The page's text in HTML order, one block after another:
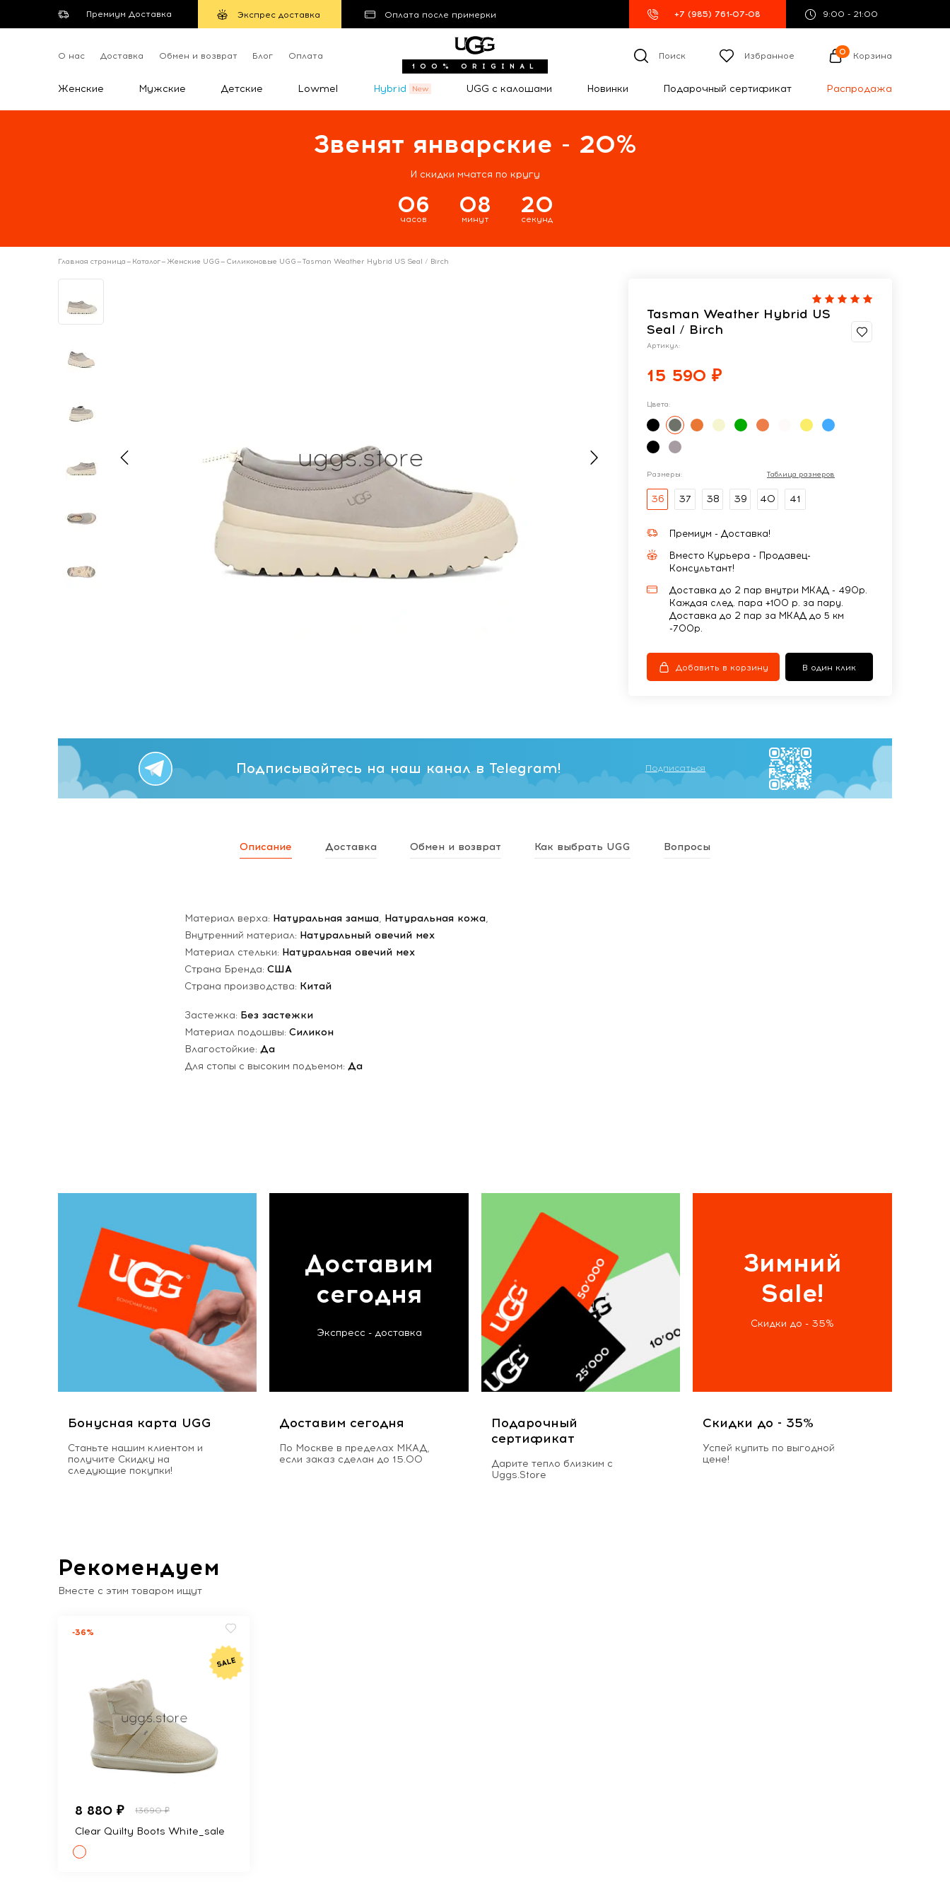
Премиум Доставка Экспрес доставка Оплата после примерки +7 (985) 761-07-08 9:00 - 21:00
О нас Доставка Обмен и возврат Блог Оплата
100% ORIGINAL
Поиск Избранное 0 Корзина
Женские Мужские Детские Lowmel Hybrid UGG с калошами Новинки Подарочный сертификат Распродажа
Звенят январские - 20%
И скидки мчатся по кругу
06
часов
08
минут
19
секунд
Главная страница— Каталог— Женские UGG— Силиконовые UGG—Tasman Weather Hybrid US Seal / Birch
Tasman Weather Hybrid US
Seal / Birch
Артикул:
15 590 ₽
Цвета:
Размеры: Таблица размеров
36 37 38 39 40 41
Премиум - Доставка!
Вместо Курьера - Продавец-
Консультант!
Доставка до 2 пар внутри МКАД - 490р.
Каждая след. пара +100 р. за пару.
Доставка до 2 пар за МКАД до 5 км
-700р.
Добавить в корзину В один клик
Подписывайтесь на наш канал в Telegram! Подписаться
Описание Доставка Обмен и возврат Как выбрать UGG Вопросы
Материал верха: Натуральная замша, Натуральная кожа,
Внутренний материал: Натуральный овечий мех
Материал стельки: Натуральная овечий мех
Страна Бренда: США
Страна производства: Китай
Застежка: Без застежки
Материал подошвы: Силикон
Влагостойкие: Да
Для стопы с высоким подъемом: Да
Бонусная карта UGG
Станьте нашим клиентом и
получите Скидку на
следующие покупки!
Доставим
сегодня
Экспресс - доставка
Доставим сегодня
По Москве в пределах МКАД,
если заказ сделан до 15.00
Подарочный
сертификат
Дарите тепло близким с
Uggs.Store
Зимний
Sale!
Скидки до - 35%
Скидки до - 35%
Успей купить по выгодной
цене!
Рекомендуем
Вместе с этим товаром ищут
-36%
8 880 ₽ 13690 ₽
Clear Quilty Boots White_sale